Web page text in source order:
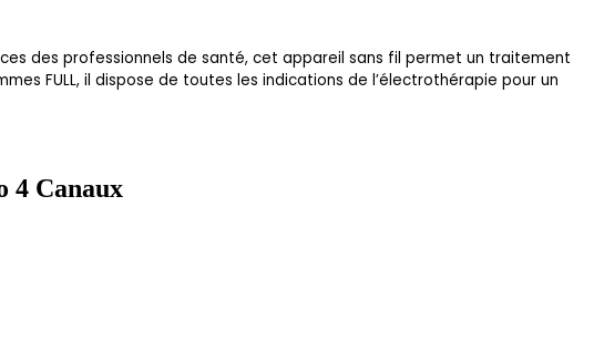
des professionnels de santé, cet appareil sans fil permet un traitement
FULL, il dispose de toutes les indications de l’électrothérapie pour un
4 Canaux